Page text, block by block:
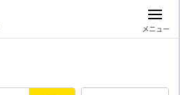
メニュー